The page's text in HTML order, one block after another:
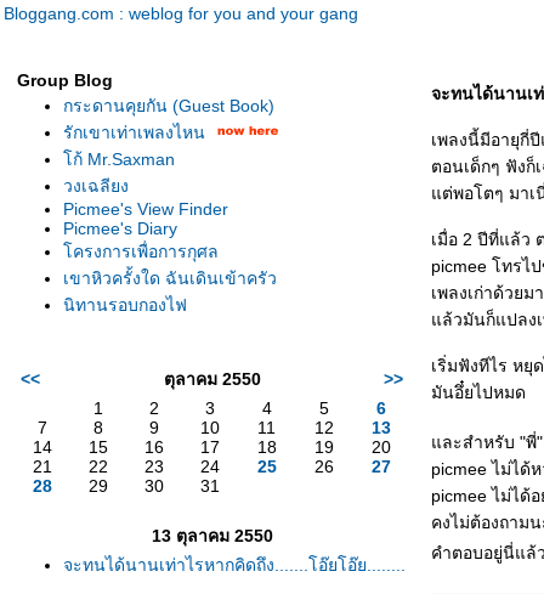
Bloggang.com : weblog for you and your gang
Group Blog
กระดานคุยกัน (Guest Book)
รักเขาเท่าเพลงไหน
ก้ Mr.Saxman
วงเฉลียง
Picmee's View Finder
Picmee's Diary
ครงการเพื่อการกุศล
เขาหิวครั้งใด ฉันเดินเข้าครัว
นิทานรอบกองไฟ
<< ตุลาคม 2550
>>
1
2 3 4 5
6
7
8 9 10 11 12
13
14
15 16 17 18 19
20
21
22 23 24 25 26
27
28
29 30 31
13 ตุลาคม 2550
จะทนได้นานเท่าไรหากคิดถึง.......โอ๊ยโอ๊ย........
จะทนได้นานเ
เพลงนี้มีอายุกี่
ตอนเด็กๆ ฟังก็
ต่พอโตๆ มาเนี่
เมื่อ 2 ปีที่แล้ว
picmee โทรไ
เพลงเก่าด้วยม
ล้วมันก็แปลงเ
เริ่มฟังทีไร หยุ
มันอึ๋ยไปหมด
ละสำหรับ "พี่"
picmee ไม่ได้
picmee ไม่ได้
คงไม่ต้องถาม
คำตอบอยู่นี่แล้